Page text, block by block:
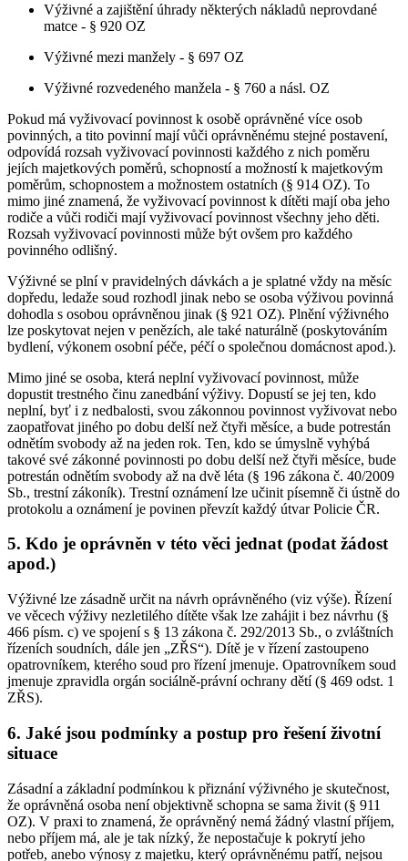
Výživné a zajištění úhrady některých nákladů neprovdané
matce - § 920 OZ
Výživné mezi manžely - § 697 OZ
Výživné rozvedeného manžela - § 760 a násl. OZ
Pokud má vyživovací povinnost k osobě oprávněné více osob
povinných, a tito povinní mají vůči oprávněnému stejné postavení,
odpovídá rozsah vyživovací povinnosti každého z nich poměru
jejích majetkových poměrů, schopností a možností k majetkovým
poměrům, schopnostem a možnostem ostatních (§ 914 OZ). To
mimo jiné znamená, že vyživovací povinnost k dítěti mají oba jeho
rodiče a vůči rodiči mají vyživovací povinnost všechny jeho děti.
Rozsah vyživovací povinnosti může být ovšem pro každého
povinného odlišný.
Výživné se plní v pravidelných dávkách a je splatné vždy na měsíc
dopředu, ledaže soud rozhodl jinak nebo se osoba výživou povinná
dohodla s osobou oprávněnou jinak (§ 921 OZ). Plnění výživného
lze poskytovat nejen v penězích, ale také naturálně (poskytováním
bydlení, výkonem osobní péče, péčí o společnou domácnost apod.).
Mimo jiné se osoba, která neplní vyživovací povinnost, může
dopustit trestného činu zanedbání výživy. Dopustí se jej ten, kdo
neplní, byť i z nedbalosti, svou zákonnou povinnost vyživovat nebo
zaopatřovat jiného po dobu delší než čtyři měsíce, a bude potrestán
odnětím svobody až na jeden rok. Ten, kdo se úmyslně vyhýbá
takové své zákonné povinnosti po dobu delší než čtyři měsíce, bude
potrestán odnětím svobody až na dvě léta (§ 196 zákona č. 40/2009
Sb., trestní zákoník). Trestní oznámení lze učinit písemně či ústně do
protokolu a oznámení je povinen převzít každý útvar Policie ČR.
5. Kdo je oprávněn v této věci jednat (podat žádost
apod.)
Výživné lze zásadně určit na návrh oprávněného (viz výše). Řízení
ve věcech výživy nezletilého dítěte však lze zahájit i bez návrhu (§
466 písm. c) ve spojení s § 13 zákona č. 292/2013 Sb., o zvláštních
řízeních soudních, dále jen „ZŘS“). Dítě je v řízení zastoupeno
opatrovníkem, kterého soud pro řízení jmenuje. Opatrovníkem soud
jmenuje zpravidla orgán sociálně-právní ochrany dětí (§ 469 odst. 1
ZŘS).
6. Jaké jsou podmínky a postup pro řešení životní
situace
Zásadní a základní podmínkou k přiznání výživného je skutečnost,
že oprávněná osoba není objektivně schopna se sama živit (§ 911
OZ). V praxi to znamená, že oprávněný nemá žádný vlastní příjem,
nebo příjem má, ale je tak nízký, že nepostačuje k pokrytí jeho
potřeb, anebo výnosy z majetku, který oprávněnému patří, nejsou